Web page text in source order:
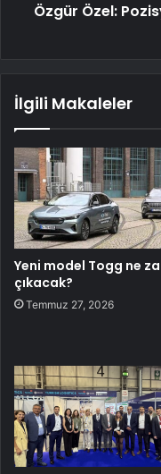
Özgür Özel:
İlgili Makaleler
Yeni model Togg ne
çıkacak?
Temmuz 27, 2026